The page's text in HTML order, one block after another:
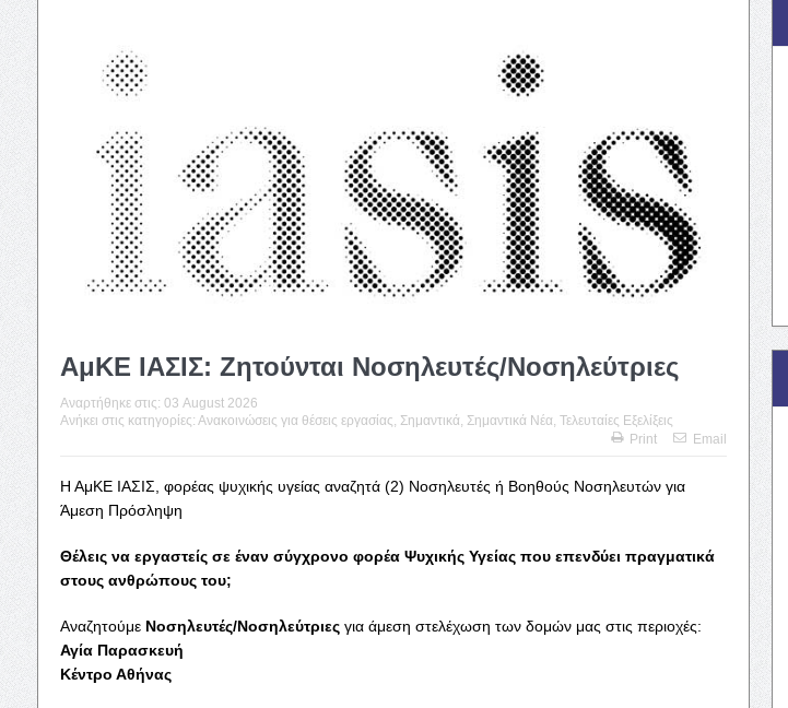
ΑμΚΕ ΙΑΣΙΣ: Ζητούνται Νοσηλευτές/Νοσηλεύτριες
Αναρτήθηκε στις: 03 August 2026
Ανήκει στις κατηγορίες: Ανακοινώσεις για θέσεις εργασίας Σημαντικά Σημαντικά Νέα Τελευταίες Εξελίξεις
Print
Email
Η ΑμΚΕ ΙΑΣΙΣ, φορέας ψυχικής υγείας αναζητά (2) Νοσηλευτές ή Βοηθούς Νοσηλευτών για
Άμεση Πρόσληψη
Θέλεις να εργαστείς σε έναν σύγχρονο φορέα Ψυχικής Υγείας που επενδύει πραγματικά
στους ανθρώπους του;
Αναζητούμε Νοσηλευτές/Νοσηλεύτριεςγια άμεση στελέχωση των δομών μας στις περιοχές:
Αγία Παρασκευή
Κέντρο Αθήνας